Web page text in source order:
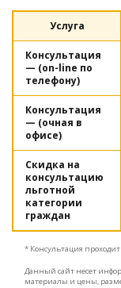
Услуга
Консультация
— (on-line по
телефону)
Консультация
— (очная в
офисе)
Скидка на
консультацию
льготной
категории
граждан
* Консультация
Данный сайт несет
материалы и цены,